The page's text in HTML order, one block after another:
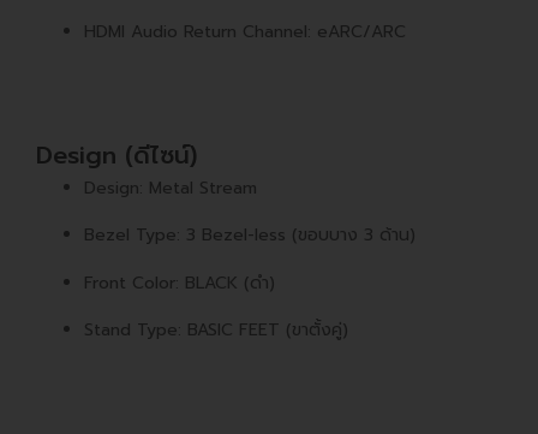
HDMI Audio Return Channel: eARC/ARC
Design (ดีไซน์)
Design: Metal Stream
Bezel Type: 3 Bezel-less (ขอบบาง 3 ด้าน)
Front Color: BLACK (ดำ)
Stand Type: BASIC FEET (ขาตั้งคู่)